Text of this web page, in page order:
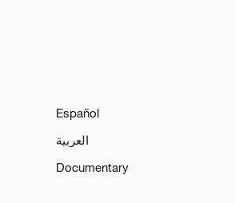
Español
العربية
Documentary